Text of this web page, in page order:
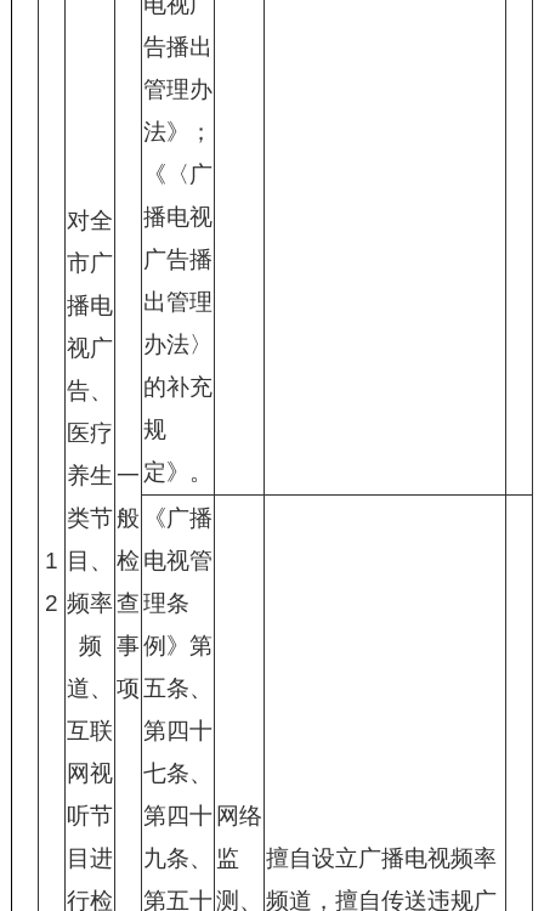
1
2
对全
市广
播电
视广
告、
医疗
养生
类节
目、
频率
频
道、
互联
网视
听节
目进
行检
一
般
检
查
事
项
告播出
管理办
法》；
《〈广
播电视
广告播
出管理
办法〉
的补充
规
定》。
《广播
电视管
理条
例》第
五条、
第四十
七条、
第四十
九条、
第五十
网络
监
测、
擅自设立广播电视频率
频道，擅自传送违规广